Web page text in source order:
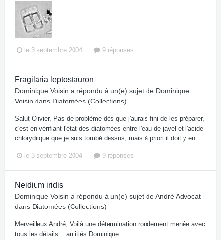
le 3 septembre 2004 9 réponses
Fragilaria leptostauron
Dominique Voisin a répondu à un(e) sujet de Dominique
Voisin dans Diatomées (Collections)
Salut Olivier, Pas de problème dés que j'aurais fini de les préparer,
c'est en vérifiant l'état des diatomées entre l'eau de javel et l'acide
chlorydrique que je suis tombé dessus, mais à priori il doit y en...
le 3 septembre 2004 9 réponses
Neidium iridis
Dominique Voisin a répondu à un(e) sujet deAndré Advocat
dans Diatomées (Collections)
Merveilleux André, Voilà une détermination rondement menée avec
tous les détails... amitiés Dominique